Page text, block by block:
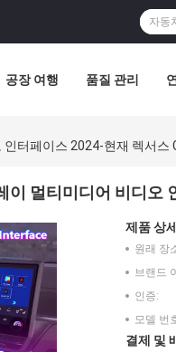
공장 여행 품질 관리
터페이스 2024-현재 렉서스
멀티미디어 비디오
제품 상
원래 장
브랜드
인증:
모델 번
결제 및